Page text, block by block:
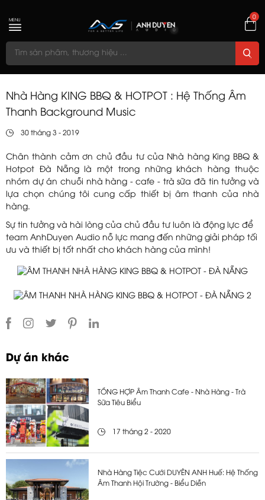
0
MENU
Nhà Hàng KING BBQ & HOTPOT : Hệ Thống Âm
Thanh Background Music
30 tháng 3 - 2019
Chân thành cảm ơn chủ đầu tư của Nhà hàng King BBQ &
Hotpot Đà Nẵng là một trong những khách hàng thuộc
nhóm dự án chuỗi nhà hàng - cafe - trà sữa đã tin tưởng và
lựa chọn chúng tôi cung cấp thiết bị âm thanh của nhà
hàng.
Sự tin tưởng và hài lòng của chủ đầu tư luôn là động lực để
team AnhDuyen Audio nỗ lực mang đến những giải pháp tối
ưu và thiết bị tốt nhất cho khách hàng của mình!
Dự án khác
TỔNG HỢP Âm Thanh Cafe - Nhà Hàng - Trà
Sữa Tiêu Biểu
17 tháng 2 - 2020
Nhà Hàng Tiệc Cưới DUYÊN ANH Huế: Hệ Thống
Âm Thanh Hội Trường - Biểu Diễn